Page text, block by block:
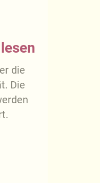
die
Die